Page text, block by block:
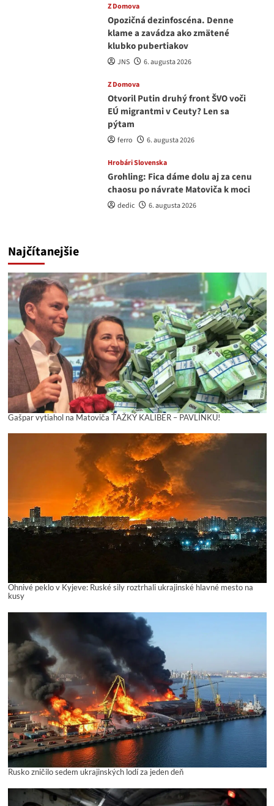
Z Domova
Opozičná dezinfoscéna. Denne
klame a zavádza ako zmätené
klubko pubertiakov
JNS 6. augusta 2026
Z Domova
Otvoril Putin druhý front ŠVO voči
EÚ migrantmi v Ceuty? Len sa
pýtam
ferro 6. augusta 2026
Hrobári Slovenska
Grohling: Fica dáme dolu aj za cenu
chaosu po návrate Matoviča k moci
dedic 6. augusta 2026
Najčítanejšie
Gašpar vytiahol na Matoviča ŤAŽKÝ KALIBER – PAVLÍNKU!
Ohnivé peklo v Kyjeve: Ruské sily roztrhali ukrajinské hlavné mesto na
kusy
Rusko zničilo sedem ukrajinských lodí za jeden deň